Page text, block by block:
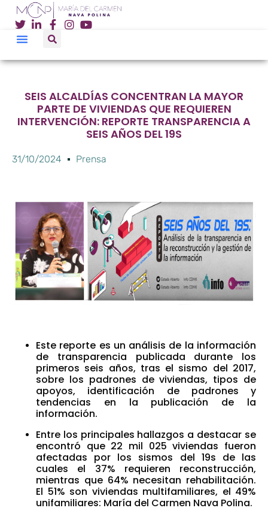
SEIS ALCALDÍAS CONCENTRAN LA MAYOR
PARTE DE VIVIENDAS QUE REQUIEREN
INTERVENCIÓN: REPORTE TRANSPARENCIA A
SEIS AÑOS DEL 19S
31/10/2024 Prensa
Este reporte es un análisis de la información
de transparencia publicada durante los
primeros seis años, tras el sismo del 2017,
sobre los padrones de viviendas, tipos de
apoyos, identificación de padrones y
tendencias en la publicación de la
información.
Entre los principales hallazgos a destacar se
encontró que 22 mil 025 viviendas fueron
afectadas por los sismos del 19s de las
cuales el 37% requieren reconstrucción,
mientras que 64% necesitan rehabilitación.
El 51% son viviendas multifamiliares, el 49%
unifamiliares: María del Carmen Nava Polina.